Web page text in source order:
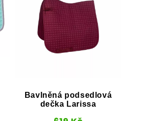
Bavlněná podsedlová
dečka Larissa